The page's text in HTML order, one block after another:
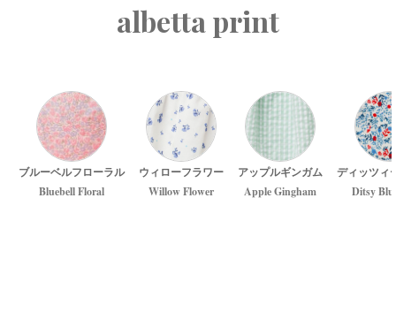
albetta print
ブルーベルフローラル
Bluebell Floral
ウィローフラワー
Willow Flower
アップルギンガム
Apple Gingham
ディッツィ
Ditsy